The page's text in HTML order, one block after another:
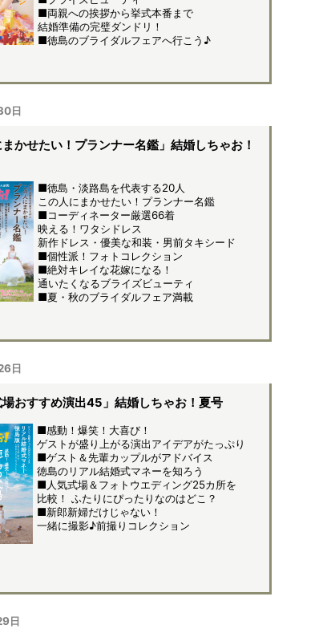
■両親への挨拶から挙式本番まで
結婚準備の完璧ダンドリ！
■徳島のブライダルフェアへ行こう♪
日
まかせたい！プランナー名鑑」結婚しちゃお！
■徳島・淡路島を代表する20人
この人にまかせたい！プランナー名鑑
■コーディネーター厳選66着
映える！ワタシドレス
新作ドレス・優美な和装・男前タキシード
■個性派！フォトコレクション
■絶対キレイな花嫁になる！
通いたくなるブライズビューティ
■夏・秋のブライダルフェア満載
日
場おすすめ演出45」結婚しちゃお！夏号
■感動！爆笑！大喜び！
ゲストが盛り上がる演出アイデアがたっぷり
■ゲスト＆先輩カップルがアドバイス
徳島のリアル結婚式マネーを知ろう
■人気式場＆フォトウエディング25カ所を
比較！ ふたりにぴったりなのはどこ？
■新郎新婦だけじゃない！
一緒に撮影♪前撮りコレクション
日